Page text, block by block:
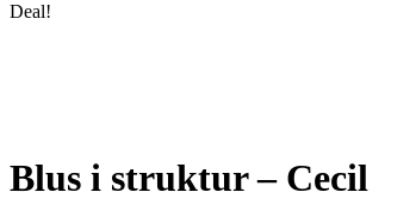
Deal!
Blus i struktur – Cecil